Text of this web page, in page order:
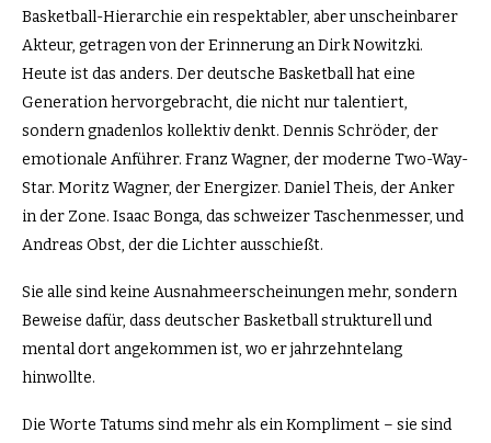
Basketball-Hierarchie ein respektabler, aber unscheinbarer
Akteur, getragen von der Erinnerung an Dirk Nowitzki.
Heute ist das anders. Der deutsche Basketball hat eine
Generation hervorgebracht, die nicht nur talentiert,
sondern gnadenlos kollektiv denkt. Dennis Schröder, der
emotionale Anführer. Franz Wagner, der moderne Two-Way-
Star. Moritz Wagner, der Energizer. Daniel Theis, der Anker
in der Zone. Isaac Bonga, das schweizer Taschenmesser, und
Andreas Obst, der die Lichter ausschießt.
Sie alle sind keine Ausnahmeerscheinungen mehr, sondern
Beweise dafür, dass deutscher Basketball strukturell und
mental dort angekommen ist, wo er jahrzehntelang
hinwollte.
Die Worte Tatums sind mehr als ein Kompliment – sie sind